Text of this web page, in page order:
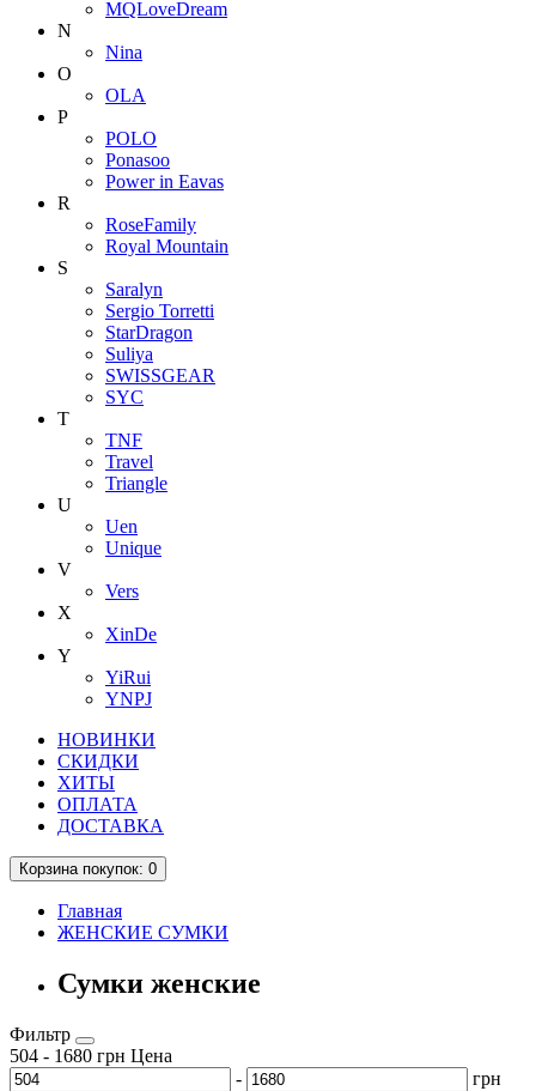
MQLoveDream
N
Nina
O
OLA
P
POLO
Ponasoo
Power in Eavas
R
RoseFamily
Royal Mountain
S
Saralyn
Sergio Torretti
StarDragon
Suliya
SWISSGEAR
SYC
T
TNF
Travel
Triangle
U
Uen
Unique
V
Vers
X
XinDe
Y
YiRui
YNPJ
НОВИНКИ
СКИДКИ
ХИТЫ
ОПЛАТА
ДОСТАВКА
Корзинапокупок: 0
Главная
ЖЕНСКИЕ СУМКИ
Сумки женские
Фильтр
504 - 1680 грн Цена
-
грн